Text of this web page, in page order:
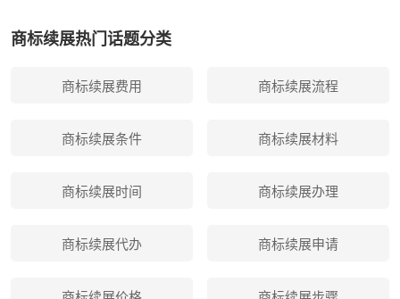
商标续展热门话题分类
商标续展费用 商标续展流程
商标续展条件 商标续展材料
商标续展时间 商标续展办理
商标续展代办 商标续展申请